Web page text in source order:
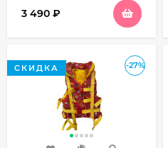
3 490 ₽
-27%
СКИДКА